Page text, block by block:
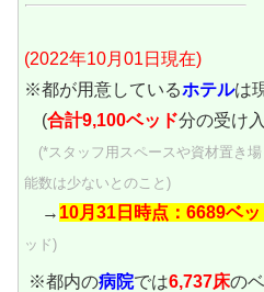
(2022年10月01日現在)
※都が用意しているホテルは
(合計9,100ベッド分の受け
(*スタッフ用スペースや資材置き
能数は少ないとのこと)
→ 10月31日時点：6689ベッ
ッド)
※都内の病院では6,737床の